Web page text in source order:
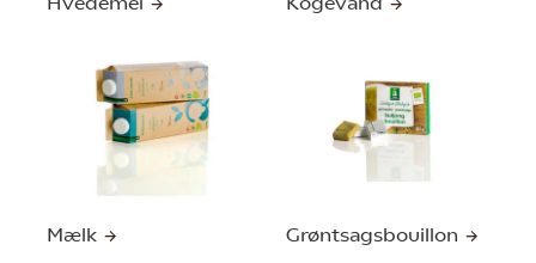
Mælk Grøntsagsbouillon